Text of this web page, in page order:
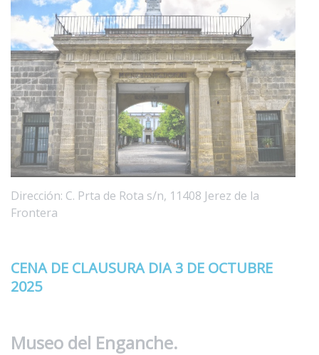
Dirección: C. Prta de Rota s/n, 11408 Jerez de la
Frontera
CENA DE CLAUSURA DIA 3 DE OCTUBRE
2025
Museo del Enganche.